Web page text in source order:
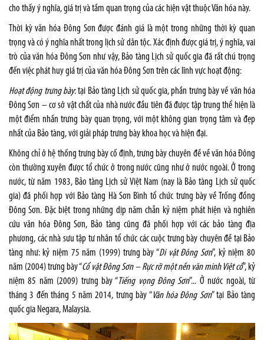
cho thấy ý nghĩa, giá trị và tầm quan trọng của các hiện vật thuộc Văn hóa này.
Thời kỳ văn hóa Đông Sơn được đánh giá là một trong những thời kỳ quan
trọng và có ý nghĩa nhất trong lịch sử dân tộc. Xác định được giá trị, ý nghĩa, vai
trò của văn hóa Đông Sơn như vậy, Bảo tàng Lịch sử quốc gia đã rất chú trọng
đến việc phát huy giá trị của văn hóa Đông Sơn trên các lĩnh vực hoạt động:
Hoạt động trưng bày: tại Bảo tàng Lịch sử quốc gia, phần trưng bày về văn hóa
Đông Sơn – cơ sở vật chất của nhà nước đầu tiên đã được tập trung thể hiện là
một điểm nhấn trưng bày quan trọng, với một không gian trọng tâm và đẹp
nhất của Bảo tàng, với giải pháp trưng bày khoa học và hiện đại.
Không chỉ ở hệ thống trưng bày cố định, trưng bày chuyên đề về văn hóa Đông
còn thường xuyên được tổ chức ở trong nước cũng như ở nước ngoài. Ở trong
nước, từ năm 1983, Bảo tàng Lịch sử Việt Nam (nay là Bảo tàng Lịch sử quốc
gia) đã phối hợp với Bảo tàng Hà Sơn Bình tổ chức trưng bày về Trống đồng
Đông Sơn. Đặc biệt trong những dịp năm chẵn kỷ niệm phát hiện và nghiên
cứu văn hóa Đông Sơn, Bảo tàng cũng đã phối hợp với các bảo tàng địa
phương, các nhà sưu tập tư nhân tổ chức các cuộc trưng bày chuyên đề tại Bảo
tàng như: kỷ niệm 75 năm (1999) trưng bày “Di vật Đông Sơn”, kỷ niệm 80
năm (2004) trưng bày “Cổ vật Đông Sơn – Rực rỡ một nền văn minh Việt cổ”, kỷ
niệm 85 năm (2009) trưng bày “Tiếng vọng Đông Sơn”... Ở nước ngoài, từ
tháng 3 đến tháng 5 năm 2014, trưng bày “Văn hóa Đông Sơn” tại Bảo tàng
quốc gia Negara, Malaysia.